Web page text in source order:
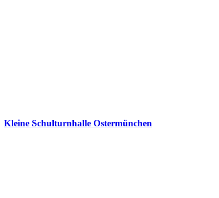
Kleine Schulturnhalle Ostermünchen